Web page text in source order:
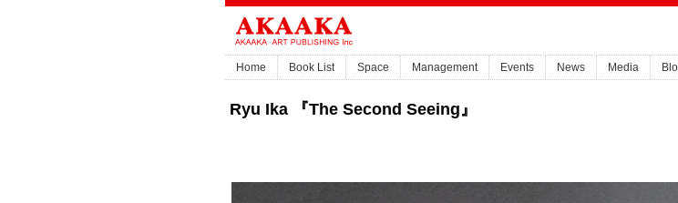
Home Book List Space Management Events News Media
Ryu Ika 『The Second Seeing』